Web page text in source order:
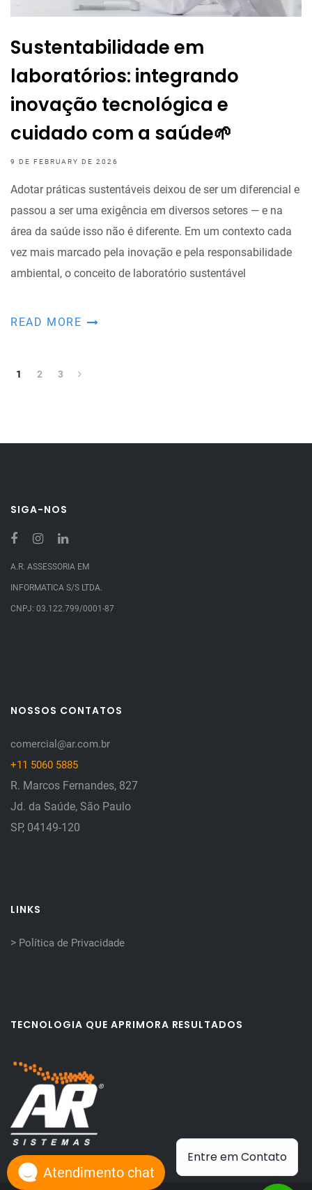
Sustentabilidade em
laboratórios: integrando
inovação tecnológica e
cuidado com a saúde🌱
9 DE FEBRUARY DE 2026
Adotar práticas sustentáveis deixou de ser um diferencial e
passou a ser uma exigência em diversos setores — e na
área da saúde isso não é diferente. Em um contexto cada
vez mais marcado pela inovação e pela responsabilidade
ambiental, o conceito de laboratório sustentável
READ MORE
1 2 3
SIGA-NOS
A.R. ASSESSORIA EM
INFORMATICA S/S LTDA.
CNPJ: 03.122.799/0001-87
NOSSOS CONTATOS
comercial@ar.com.br
+11 5060 5885
R. Marcos Fernandes, 827
Jd. da Saúde, São Paulo
SP, 04149-120
LINKS
> Política de Privacidade
TECNOLOGIA QUE APRIMORA RESULTADOS
Entre em Contato
Atendimento chat